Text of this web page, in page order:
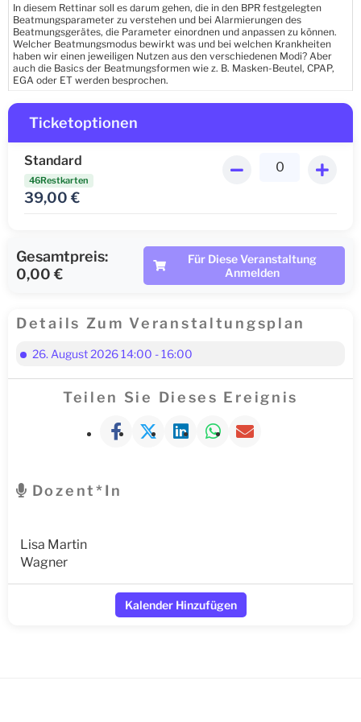
In diesem Rettinar soll es darum gehen, die in den BPR festgelegten
Beatmungsparameter zu verstehen und bei Alarmierungen des
Beatmungsgerätes, die Parameter einordnen und anpassen zu können.
Welcher Beatmungsmodus bewirkt was und bei welchen Krankheiten
haben wir einen jeweiligen Nutzen aus den verschiedenen Modi? Aber
auch die Basics der Beatmungsformen wie z. B. Masken-Beutel, CPAP,
EGA oder ET werden besprochen.
Ticketoptionen
Standard
46Restkarten
39,00 €
Gesamtpreis:
0,00 €
Für Diese Veranstaltung
Anmelden
Details Zum Veranstaltungsplan
26. August 2026 14:00 - 16:00
Teilen Sie Dieses Ereignis
Dozent*in
Lisa Martin
Wagner
Kalender Hinzufügen